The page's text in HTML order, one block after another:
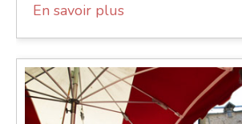
En savoir plus